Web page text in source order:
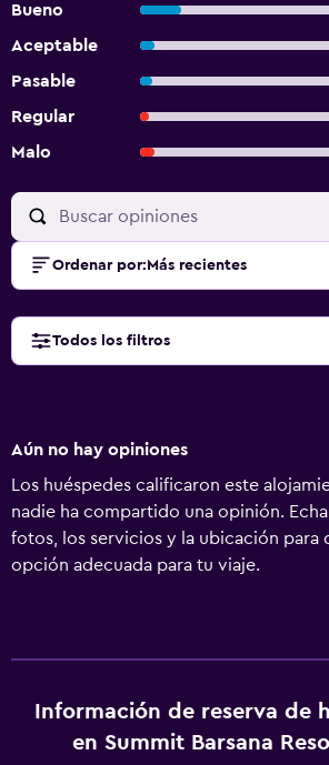
Bueno
Aceptable
Pasable
Regular
Malo
Ordenar por: Más recientes
Todos los filtros
Aún no hay opiniones
Los huéspedes calificaron este
nadie ha compartido una opinión.
fotos, los servicios y la ubicación para
opción adecuada para tu viaje.
Información de reserva de
en Summit Barsana